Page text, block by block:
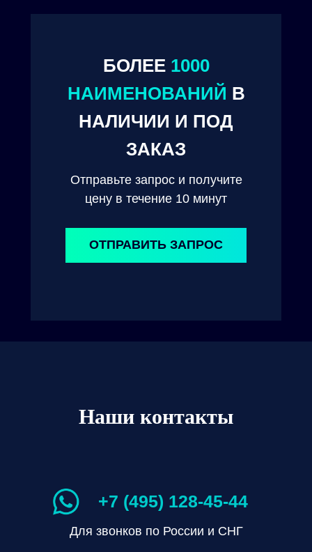
ОТПРАВИТЬ ЗАПРОС
БОЛЕЕ 1000
НАИМЕНОВАНИЙ В
НАЛИЧИИ И ПОД
ЗАКАЗ
Отправьте запрос и получите
цену в течение 10 минут
Наши контакты
Для звонков по России и СНГ
+7 (495) 128-45-44
© 2024. ООО "Технокам Инжиниринг"